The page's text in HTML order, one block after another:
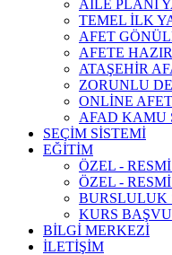
AİLE PLANI
TEMEL İLK
AFET
AFETE
ATAŞEHİR
ZORUNLU
ONLİNE
AFAD KAMU
SEÇİM SİSTEMİ
EĞİTİM
ÖZEL -
ÖZEL -
BURSLULUK
KURS
BİLGİ MERKEZİ
İLETİŞİM